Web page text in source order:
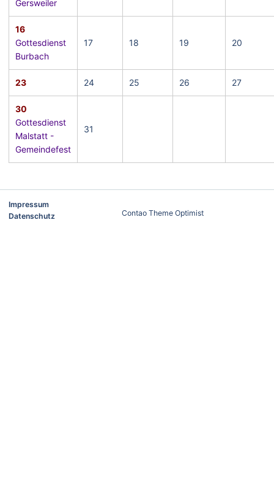
Gersweiler
16
Gottesdienst
Burbach
17 18 19 20
23 24 25 26 27
30
Gottesdienst
Malstatt -
Gemeindefest
31
Impressum
Datenschutz
Contao Theme Optimist